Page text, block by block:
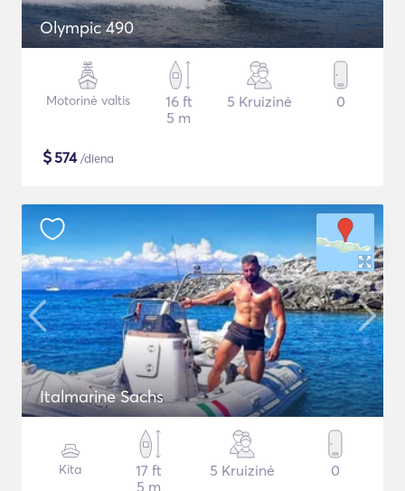
Olympic 490
Motorinė valtis
16 ft
5 m
5 Kruizinė 0
$574/diena
Italmarine Sachs
Kita
17 ft
5 m
5 Kruizinė 0